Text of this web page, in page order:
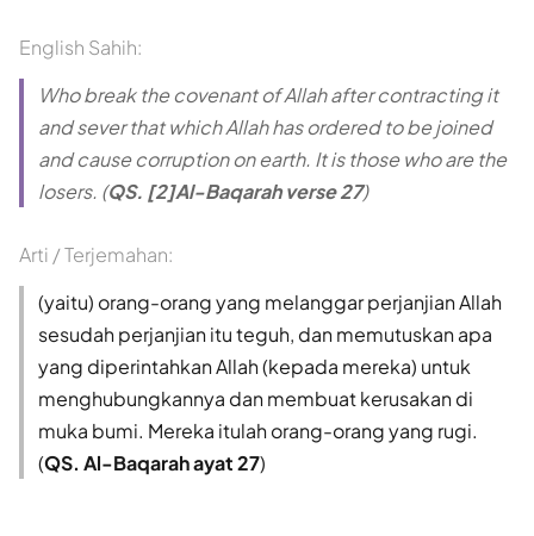
English Sahih:
Who break the covenant of Allah after contracting it
and sever that which Allah has ordered to be joined
and cause corruption on earth. It is those who are the
losers. (QS. [2]Al-Baqarah verse 27)
Arti / Terjemahan:
(yaitu) orang-orang yang melanggar perjanjian Allah
sesudah perjanjian itu teguh, dan memutuskan apa
yang diperintahkan Allah (kepada mereka) untuk
menghubungkannya dan membuat kerusakan di
muka bumi. Mereka itulah orang-orang yang rugi.
(QS. Al-Baqarah ayat 27)